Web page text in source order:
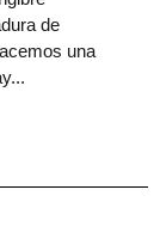
de
una